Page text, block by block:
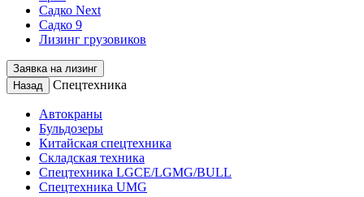
Садко Next
Садко 9
Лизинг грузовиков
Заявка на лизинг
Назад
Спецтехника
Автокраны
Бульдозеры
Китайская спецтехника
Складская техника
Спецтехника LGCE/LGMG/BULL
Спецтехника UMG